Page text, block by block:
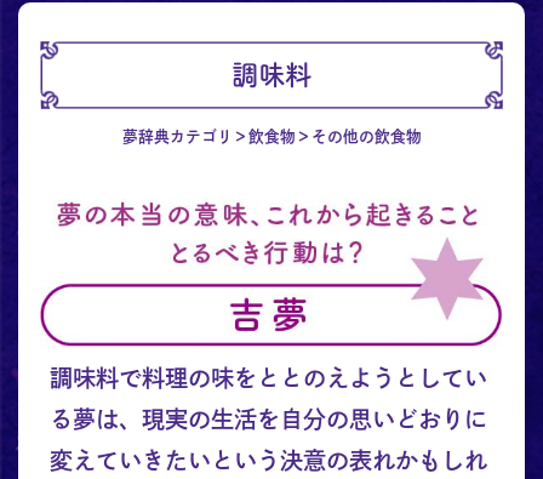
調味料
夢辞典カテゴリ 飲食物 その他の飲食物
調味料で料理の味をととのえようとしてい
る夢は、現実の生活を自分の思いどおりに
変えていきたいという決意の表れかもしれ